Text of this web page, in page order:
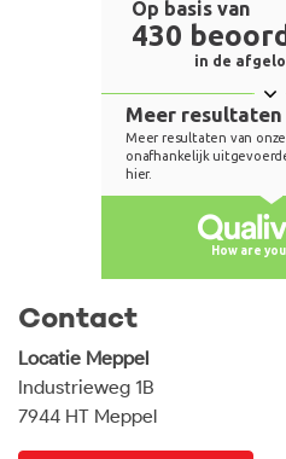
Contact
Locatie Meppel
Industrieweg 1B
7944 HT Meppel